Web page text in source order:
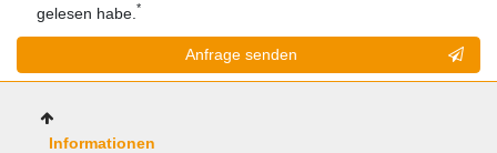
gelesen habe. *
Kontakt
Honig
Anfrage senden
Informationen